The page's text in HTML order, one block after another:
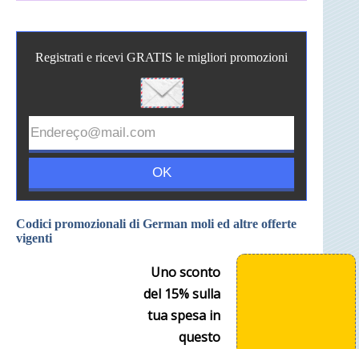
Registrati e ricevi GRATIS le migliori promozioni
Codici promozionali di German moli ed altre offerte
vigenti
Uno sconto
del 15% sulla
tua spesa in
questo